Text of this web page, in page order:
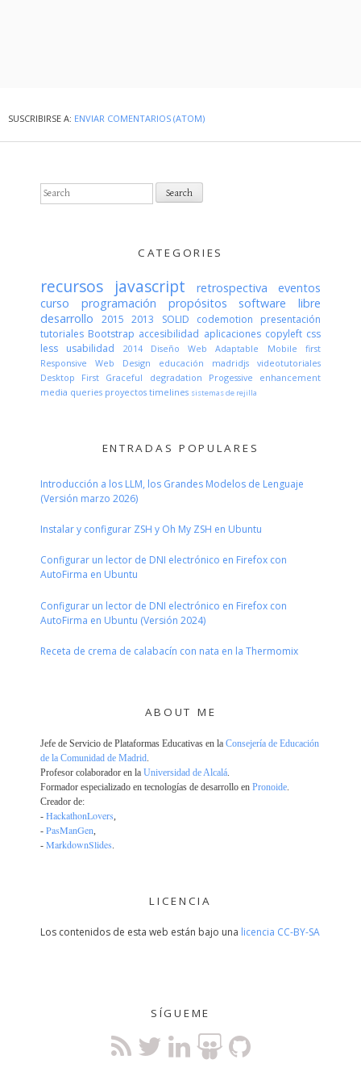
SUSCRIBIRSE A: ENVIAR COMENTARIOS (ATOM)
S
e
o
r
:
CATEGORIES
recursos javascript retrospectiva
eventos
curso
programación propósitos
software libre
desarrollo
2015 2013 SOLID codemotion
presentación
tutoriales Bootstrap accesibilidad aplicaciones copyleft css
less
usabilidad 2014 Diseño Web Adaptable
Mobile first
Responsive Web Design
educación madridjs
videotutoriales
Desktop First Graceful degradation
Progessive enhancement
media queries proyectos timelines sistemas de rejilla
ENTRADAS POPULARES
Introducción a los LLM, los Grandes Modelos de Lenguaje
(Versión marzo 2026)
Instalar y configurar ZSH y Oh My ZSH en Ubuntu
Configurar un lector de DNI electrónico en Firefox con
AutoFirma en Ubuntu
Configurar un lector de DNI electrónico en Firefox con
AutoFirma en Ubuntu (Versión 2024)
Receta de crema de calabacín con nata en la Thermomix
ABOUT ME
Jefe de Servicio de Plataformas Educativas en la Consejería de Educación
de la Comunidad de Madrid.
Profesor colaborador en la Universidad de Alcalá.
Formador especializado en tecnologías de desarrollo en Pronoide.
Creador de:
- HackathonLovers,
- PasManGen,
- MarkdownSlides.
LICENCIA
Los contenidos de esta web están bajo una licencia CC-BY-SA
SÍGUEME